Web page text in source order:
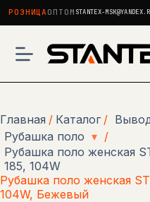
РОЗНИЦА ОПТОМ STANTEX-
сути
Главная / Каталог /
Рубашка поло ▾ /
Рубашка поло женская
185, 104W
Рубашка поло женская
104W, Бежевый